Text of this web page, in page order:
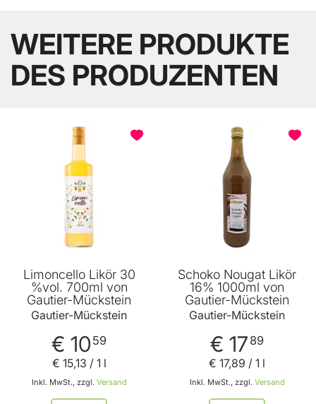
WEITERE PRODUKTE
DES PRODUZENTEN
Limoncello Likör 30
%vol. 700ml von
Gautier-Mückstein
Gautier-Mückstein
€ 10 59
Inkl. MwSt., zzgl. Versand
€ 15,13 / 1 l
Schoko Nougat Likör
16% 1000ml von
Gautier-Mückstein
Gautier-Mückstein
€ 17 89
Inkl. MwSt., zzgl. Versand
€ 17,89 / 1 l